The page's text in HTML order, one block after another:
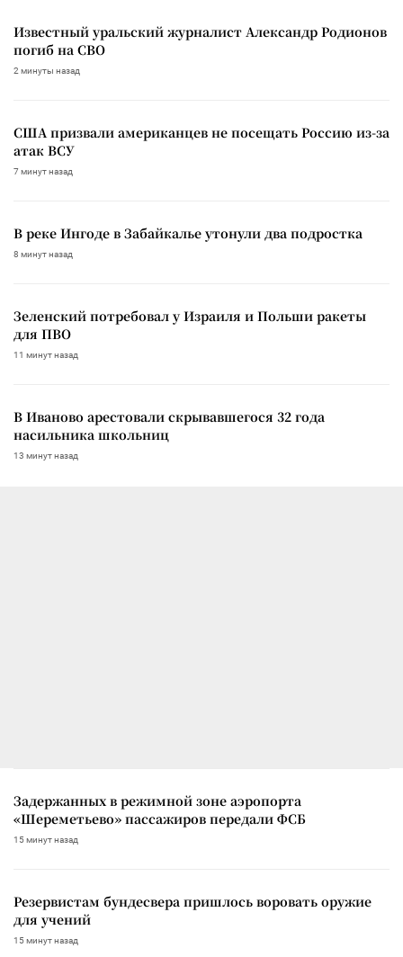
Известный уральский журналист Александр Родионов
погиб на СВО
2 минуты назад
США призвали американцев не посещать Россию из-за
атак ВСУ
7 минут назад
В реке Ингоде в Забайкалье утонули два подростка
8 минут назад
Зеленский потребовал у Израиля и Польши ракеты
для ПВО
11 минут назад
В Иваново арестовали скрывавшегося 32 года
насильника школьниц
13 минут назад
Задержанных в режимной зоне аэропорта
«Шереметьево» пассажиров передали ФСБ
15 минут назад
Резервистам бундесвера пришлось воровать оружие
для учений
15 минут назад